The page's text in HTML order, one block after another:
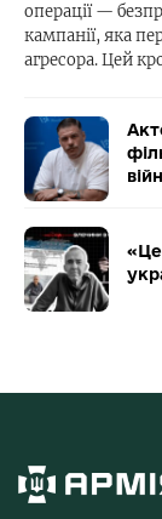
операції —
кампанії, яка
агресора. Цей